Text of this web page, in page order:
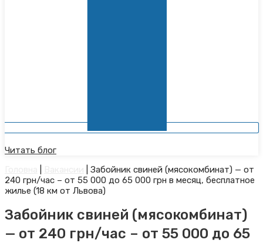
Читать блог
Забойник свиней (мясокомбинат) — от
240 грн/час – от 55 000 до 65 000 грн в месяц, бесплатное
жилье (18 км от Львова)
Забойник свиней (мясокомбинат)
— от 240 грн/час – от 55 000 до 65